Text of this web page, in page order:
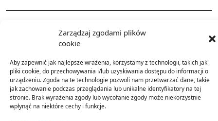
Zarządzaj zgodami plików
cookie
Aby zapewnić jak najlepsze wrażenia, korzystamy z technologii, takich jak
pliki cookie, do przechowywania i/lub uzyskiwania dostępu do informacji o
urządzeniu. Zgoda na te technologie pozwoli nam przetwarzać dane, takie
jak zachowanie podczas przeglądania lub unikalne identyfikatory na tej
stronie. Brak wyrażenia zgody lub wycofanie zgody może niekorzystnie
wpłynąć na niektóre cechy i funkcje.